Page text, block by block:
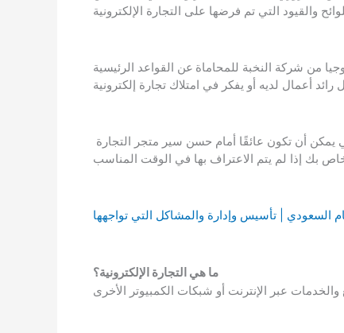
من شركة النخبة للمحاماة عن القواعد الرئيسية
السعودي | تأسيس وإدارة والمشاكل التي تواجهها
ما هي التجارة الإلكترونية؟